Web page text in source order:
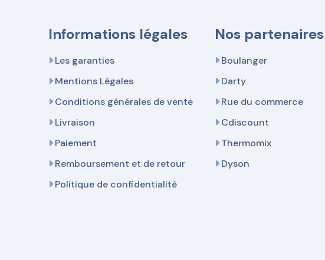
Informations légales
Les garanties
Mentions Légales
Conditions générales de vente
Livraison
Paiement
Remboursement et de retour
Politique de confidentialité
Nos partenaires
Boulanger
Darty
Rue du commerce
Cdiscount
Thermomix
Dyson